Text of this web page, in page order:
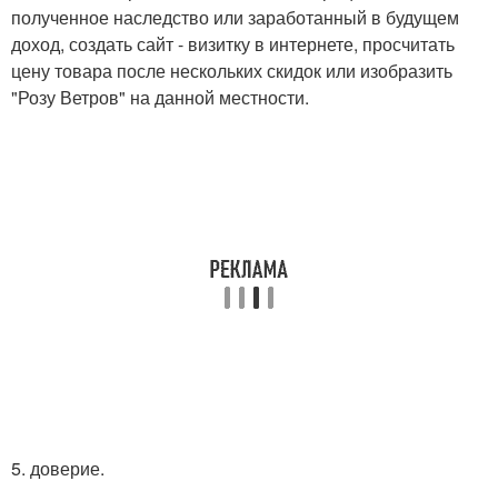
полученное наследство или заработанный в будущем
доход, создать сайт - визитку в интернете, просчитать
цену товара после нескольких скидок или изобразить
"Розу Ветров" на данной местности.
5. доверие.